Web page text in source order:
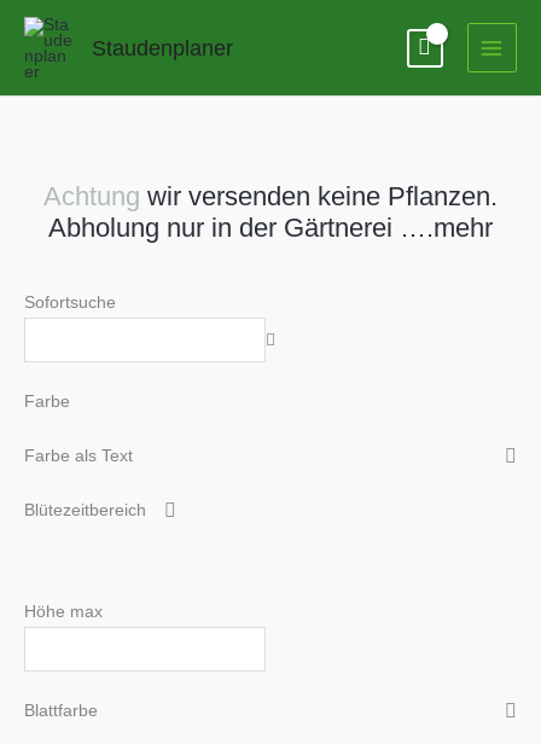
Zum
springen
Staudenplaner
Achtung wir versenden keine Pflanzen.
Abholung nur in der Gärtnerei ….mehr
Sofortsuche
Farbe
Farbe als Text
Blütezeitbereich
Höhe max
Blattfarbe